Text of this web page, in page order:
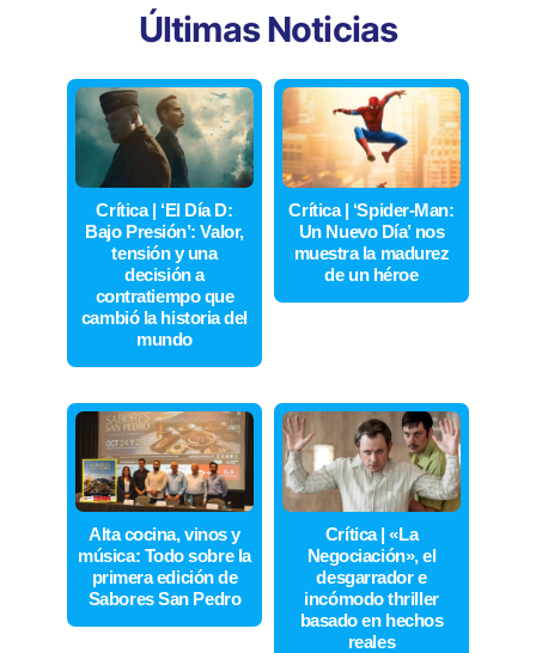
Últimas Noticias
Crítica | ‘El Día D:
Bajo Presión’: Valor,
tensión y una
decisión a
contratiempo que
cambió la historia del
mundo
Crítica | ‘Spider-Man:
Un Nuevo Día’ nos
muestra la madurez
de un héroe
Alta cocina, vinos y
música: Todo sobre la
primera edición de
Sabores San Pedro
Crítica | «La
Negociación», el
desgarrador e
incómodo thriller
basado en hechos
reales